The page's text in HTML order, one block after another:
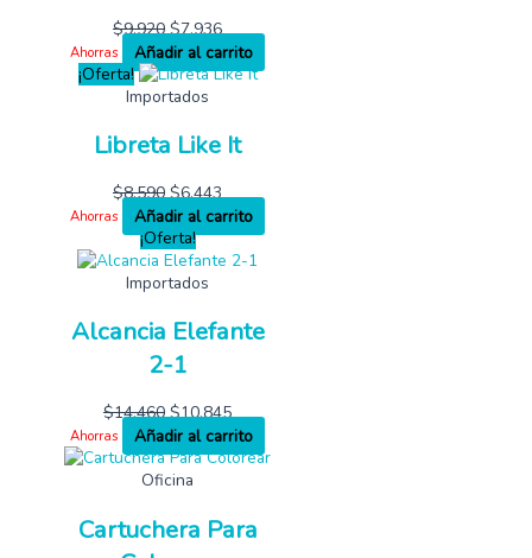
$9,920 $7,936
Ahorras
Añadir al carrito
¡Oferta!
Importados
Libreta Like It
$8,590 $6,443
Ahorras
Añadir al carrito
¡Oferta!
Importados
Alcancia Elefante
2-1
$14,460 $10,845
Ahorras
Añadir al carrito
Oficina
Cartuchera Para